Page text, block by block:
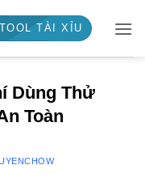
TÀI XỈU
Dùng Thử
Toàn